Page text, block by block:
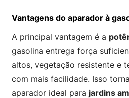
Vantagens do aparador à
A principal vantagem é a
gasolina entrega força
altos, vegetação resistente e
com mais facilidade. Isso
aparador ideal para jardins